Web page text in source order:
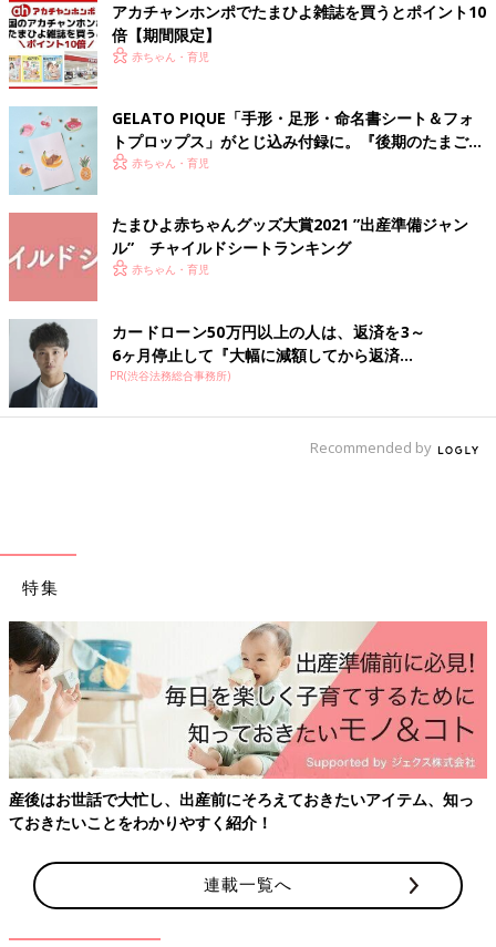
「コンビ」はチャイルドシートを発売して37年目。安全、安心を
最優先に考えたラインナップは多くのママたちに支持されていま
す。1998年に開発した、卵を落としても割れない衝撃吸収素
材“エッグショック”で、赤ちゃんを守ります。
■商品スペック：ミニマムスタイルながら成長に合わせて調整で
きる回転式チャイルドシート。すべての機能を搭載した最上位モ
デル。ISOFIX固定。使用期間／新生児～4才頃（体重18kg以
下） 重さ／12.5kg 価格／8万6400円
成長に合わせた理想的な姿勢で赤ちゃんを守る！
「アップリカ」フラディア グロウ デラックス シックブラック
赤ちゃんの脳や体のしくみを研究し開発された「アップリカ」の
で腹式呼吸を妨げない理想の姿勢で乗せることができます。機能
性はもちろん、スタイリッシュなデザインも魅力です。
アカチャンホンポでたまひよ雑誌を買うとポイント10
倍【期間限定】
赤ちゃん・育児
GELATO PIQUE「手形・足形・命名書シート＆フォ
トプロップス」がとじ込み付録に。『後期のたまごク
ラブ』春号が発売中！
赤ちゃん・育児
たまひよ赤ちゃんグッズ大賞2021 ”出産準備ジャン
ル” チャイルドシートランキング
赤ちゃん・育児
カードローン50万円以上の人は、返済を3～
6ヶ月停止して『大幅に減額してから返済...
PR(渋谷法務総合事務所)
Recommended by
特集
産後はお世話で大忙し、出産前にそろえておきたいアイテム、知っ
ておきたいことをわかりやすく紹介！
連載一覧へ